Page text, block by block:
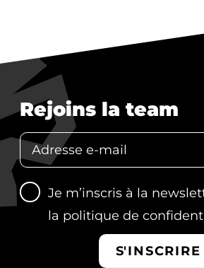
Rejoins la team
Je m’inscris à la
la politique de
S'INSCRIRE